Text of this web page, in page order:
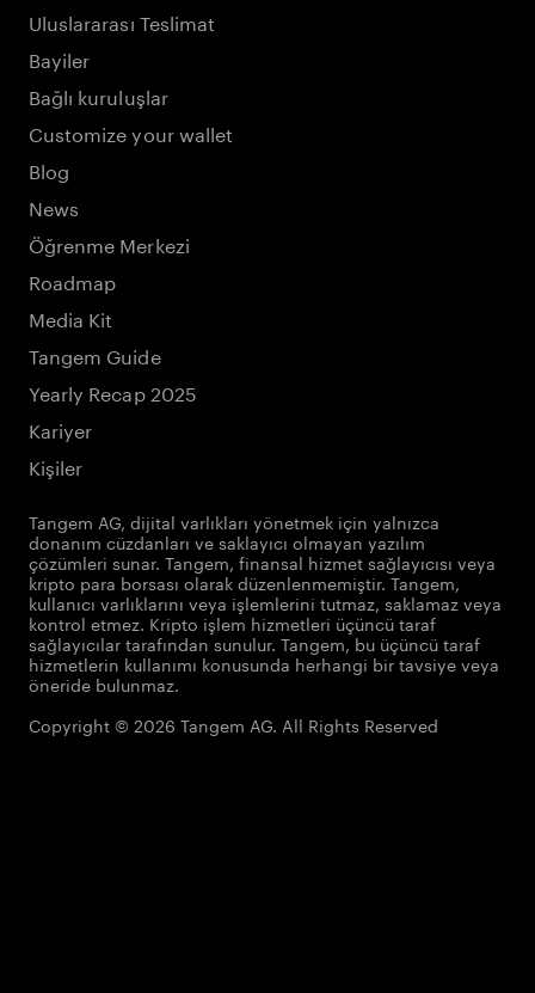
Uluslararası Teslimat
Bayiler
Bağlı kuruluşlar
Customize your wallet
Blog
News
Öğrenme Merkezi
Roadmap
Media Kit
Tangem Guide
Yearly Recap 2025
Kariyer
Kişiler
Tangem AG, dijital varlıkları yönetmek için yalnızca
donanım cüzdanları ve saklayıcı olmayan yazılım
çözümleri sunar. Tangem, finansal hizmet sağlayıcısı veya
kripto para borsası olarak düzenlenmemiştir. Tangem,
kullanıcı varlıklarını veya işlemlerini tutmaz, saklamaz veya
kontrol etmez. Kripto işlem hizmetleri üçüncü taraf
sağlayıcılar tarafından sunulur. Tangem, bu üçüncü taraf
hizmetlerin kullanımı konusunda herhangi bir tavsiye veya
öneride bulunmaz.